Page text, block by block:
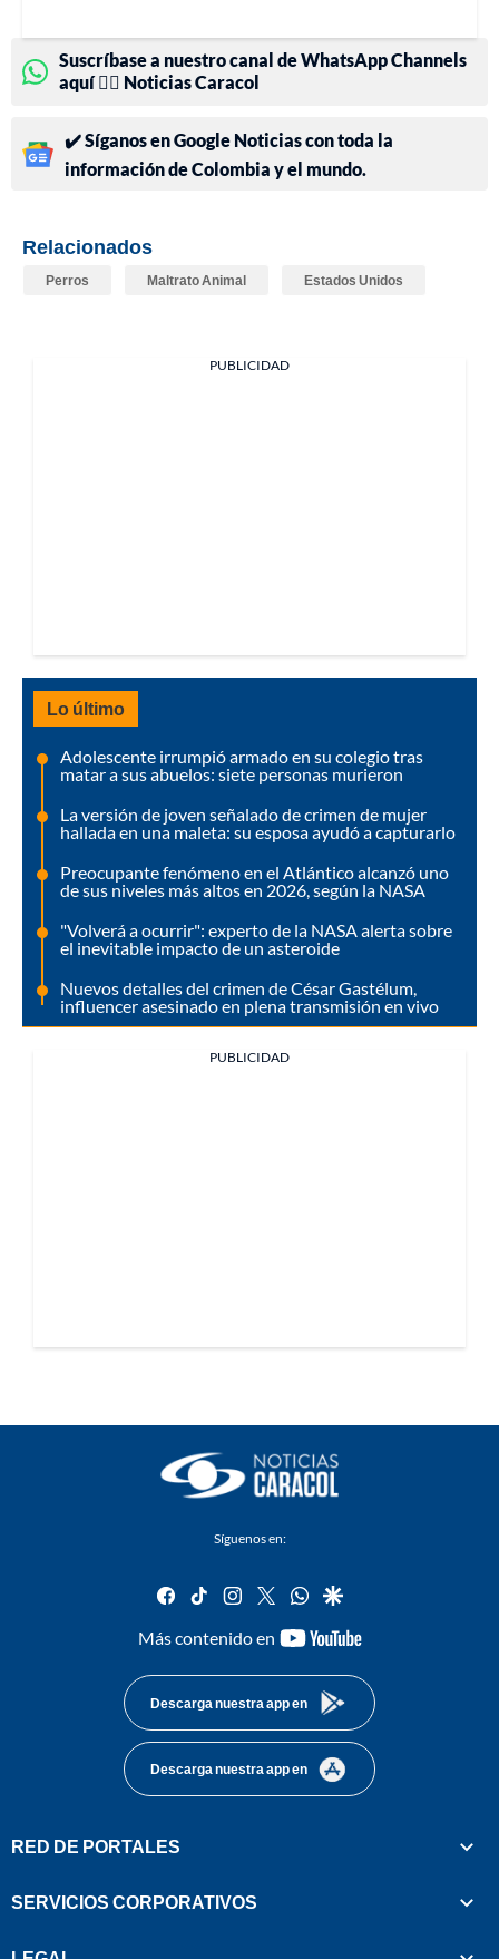
Suscríbase a nuestro canal de WhatsApp Channels
aquí 👉🏻 Noticias Caracol
✔️ Síganos en Google Noticias con toda la
información de Colombia y el mundo.
Relacionados
Perros Maltrato Animal Estados Unidos
PUBLICIDAD
Lo último
Adolescente irrumpió armado en su colegio tras
matar a sus abuelos: siete personas murieron
La versión de joven señalado de crimen de mujer
hallada en una maleta: su esposa ayudó a capturarlo
Preocupante fenómeno en el Atlántico alcanzó uno
de sus niveles más altos en 2026, según la NASA
"Volverá a ocurrir": experto de la NASA alerta sobre
el inevitable impacto de un asteroide
Nuevos detalles del crimen de César Gastélum,
influencer asesinado en plena transmisión en vivo
PUBLICIDAD
Síguenos en:
facebook
tiktok instagram
twitterwhatsapp
google
Más contenido en
youtube-
Descarga nuestra app en
Descarga nuestra app en
RED DE PORTALES
SERVICIOS CORPORATIVOS